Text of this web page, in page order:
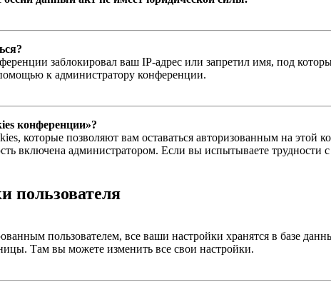
заблокировал ваш IP-адрес или запретил имя, под
к администратору конференции.
конференции»?
которые позволяют вам оставаться авторизованным на
включена администратором. Если вы испытываете
пользователя
пользователем, все ваши настройки хранятся в базе
Там вы можете изменить все свои настройки.